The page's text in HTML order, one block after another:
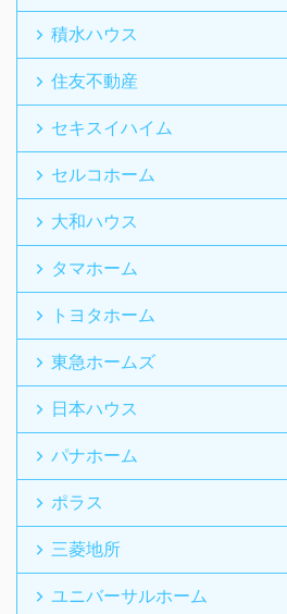
積水ハウス
住友不動産
セキスイハイム
セルコホーム
大和ハウス
タマホーム
トヨタホーム
東急ホームズ
日本ハウス
パナホーム
ポラス
三菱地所
ユニバーサルホーム